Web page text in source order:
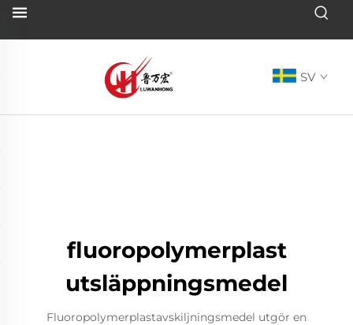
SV
fluoropolymerplast
utsläppningsmedel
Fluoropolymerplastavskiljningsmedel utgör en